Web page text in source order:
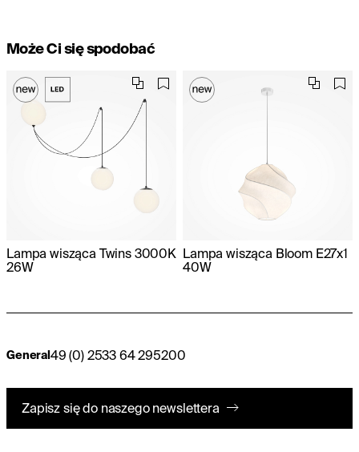
Może Ci się spodobać
Lampa wisząca Twins 3000K
26W
Lampa wisząca Bloom E27x1
40W
General 49 (0) 2533 64 295200
Zapisz się do naszego newslettera